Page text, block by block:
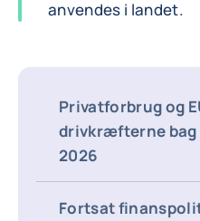
anvendes i landet.
Privatforbrug og
drivkræfterne bag
2026
Fortsat